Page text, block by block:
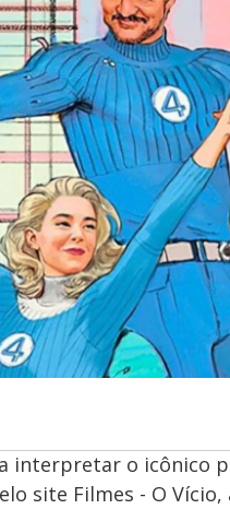
interpretar o icônico
site Filmes - O Vício,